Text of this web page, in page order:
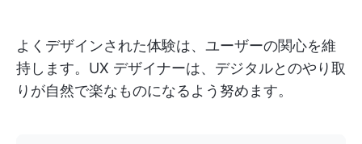
よくデザインされた体験は、ユーザーの関心を維
持します。UX デザイナーは、デジタルとのやり取
りが自然で楽なものになるよう努めます。